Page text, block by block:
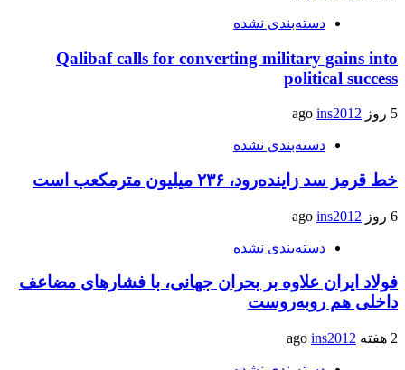
دسته‌بندی نشده
Qalibaf calls for converting military gains into
political success
5 روز ago ins2012
دسته‌بندی نشده
خط قرمز سد زاینده‌رود، ۲۳۶ میلیون مترمکعب است
6 روز ago ins2012
دسته‌بندی نشده
فولاد ایران علاوه بر بحران جهانی، با فشارهای مضاعف
داخلی هم روبه‌روست
2 هفته ago ins2012